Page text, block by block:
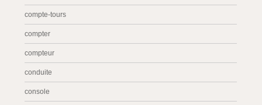
compte-tours
compter
compteur
conduite
console